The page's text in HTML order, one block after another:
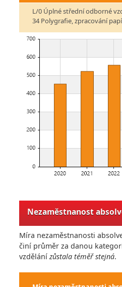
L/0 Úplné střední odborné
34 Polygrafie, zpracování
Nezaměstnanost
Míra nezaměstnanosti
činí průměr za danou
vzdělánízůstala téměř stejná.